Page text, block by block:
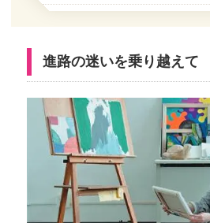
進路の迷いを乗り越えて